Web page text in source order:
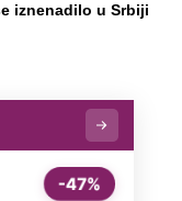
iznenadilo u Srbiji